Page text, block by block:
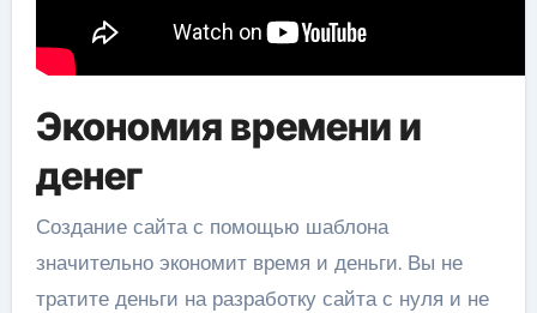
Экономия времени и
денег
Создание сайта с помощью шаблона
значительно экономит время и деньги. Вы не
тратите деньги на разработку сайта с нуля и не